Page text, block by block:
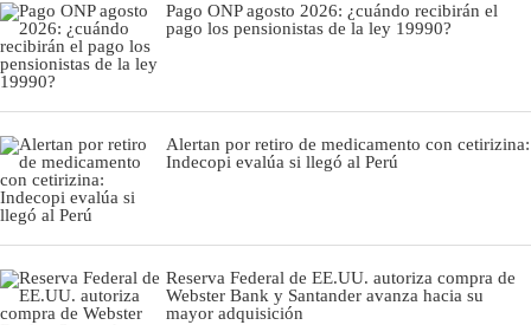
Pago ONP agosto 2026: ¿cuándo recibirán el
pago los pensionistas de la ley 19990?
Alertan por retiro de medicamento con cetirizina:
Indecopi evalúa si llegó al Perú
Reserva Federal de EE.UU. autoriza compra de
Webster Bank y Santander avanza hacia su
mayor adquisición